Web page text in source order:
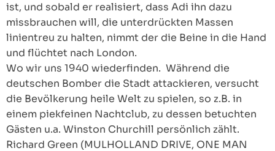
ist, und sobald er realisiert, dass Adi ihn dazu
missbrauchen will, die unterdrückten Massen
linientreu zu halten, nimmt der die Beine in die Hand
und flüchtet nach London.
Wo wir uns 1940 wiederfinden. Während die
deutschen Bomber die Stadt attackieren, versucht
die Bevölkerung heile Welt zu spielen, so z.B. in
einem piekfeinen Nachtclub, zu dessen betuchten
Gästen u.a. Winston Churchill persönlich zählt.
Richard Green (MULHOLLAND DRIVE, ONE MAN